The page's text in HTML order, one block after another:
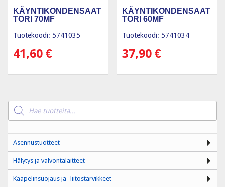
KÄYNTIKONDENSAAT
TORI 70ΜF
Tuotekoodi: 5741035
41,60 €
KÄYNTIKONDENSAAT
TORI 60ΜF
Tuotekoodi: 5741034
37,90€
Products
search
Asennustuotteet
Hälytys ja valvontalaitteet
Kaapelinsuojaus ja -liitostarvikkeet